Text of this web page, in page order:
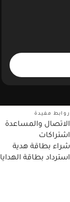
روابط مفيدة
الاتصال والمساعدة
اشتراكات
شراء بطاقة هدية
استرداد بطاقة الهدايا